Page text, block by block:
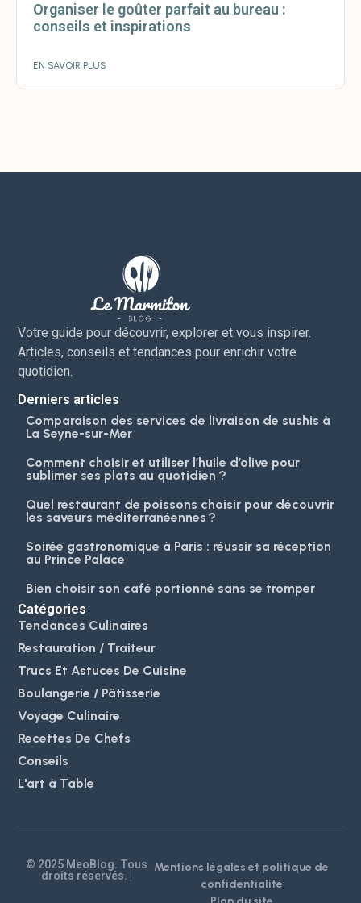
Organiser le goûter parfait au bureau :
conseils et inspirations
EN SAVOIR PLUS
Votre guide pour découvrir, explorer et vous inspirer.
Articles, conseils et tendances pour enrichir votre
quotidien.
Derniers articles
Comparaison des services de livraison de sushis à
La Seyne-sur-Mer
Comment choisir et utiliser l’huile d’olive pour
sublimer ses plats au quotidien ?
Quel restaurant de poissons choisir pour découvrir
les saveurs méditerranéennes ?
Soirée gastronomique à Paris : réussir sa réception
au Prince Palace
Bien choisir son café portionné sans se tromper
Catégories
Tendances Culinaires
Restauration / Traiteur
Trucs Et Astuces De Cuisine
Boulangerie / Pâtisserie
Voyage Culinaire
Recettes De Chefs
Conseils
L'art à Table
© 2025 MeoBlog. Tous
droits réservés. |
Mentions légales et politique de
confidentialité